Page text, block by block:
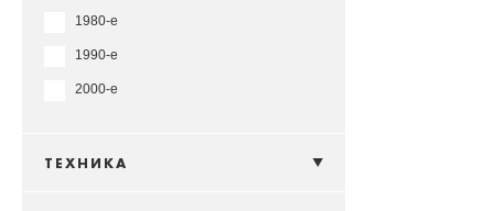
1980-е
1990-е
2000-е
ТЕХНИКА